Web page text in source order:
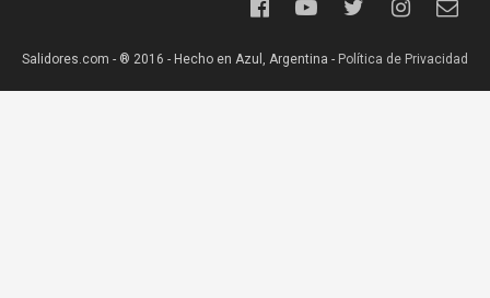
Salidores.com - ® 2016 - Hecho en Azul, Argentina - Política de Privacidad